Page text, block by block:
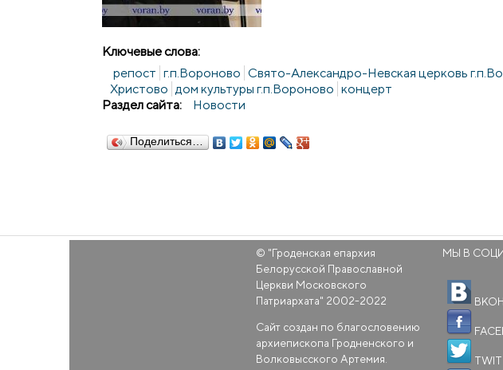
Ключевые слова:
репост г.п.Вороново Свято-Александро-Невская церковь
Христово дом культуры г.п.Вороново концерт
Раздел сайта:
Новости
Поделиться…
© "Гроденская епархия
Белорусской Православной
Церкви Московского
Патриархата" 2002-2022
Сайт создан по благословению
архиепископа Гродненского и
Волковысского Артемия.
МЫ В